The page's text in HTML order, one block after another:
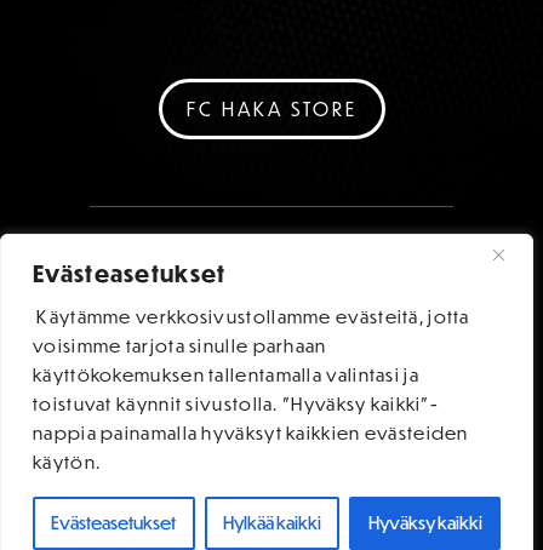
Evästeasetukset
Käytämme verkkosivustollamme evästeitä, jotta
voisimme tarjota sinulle parhaan
käyttökokemuksen tallentamalla valintasi ja
toistuvat käynnit sivustolla. "Hyväksy kaikki"-
nappia painamalla hyväksyt kaikkien evästeiden
käytön.
Evästeasetukset Hylkää kaikki Hyväksy kaikki
FC HAKA STORE